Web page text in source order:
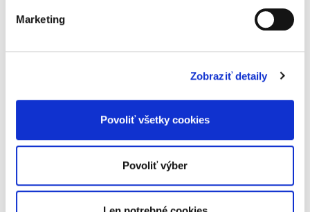
Marketing
Zobraziť detaily
Povoliť všetky cookies
Povoliť výber
práva sa nezaobíde bez skúmania jeho
filozofických a historických východísk.
zmysle trestania, resp. o účele...
spáchané pod
látky